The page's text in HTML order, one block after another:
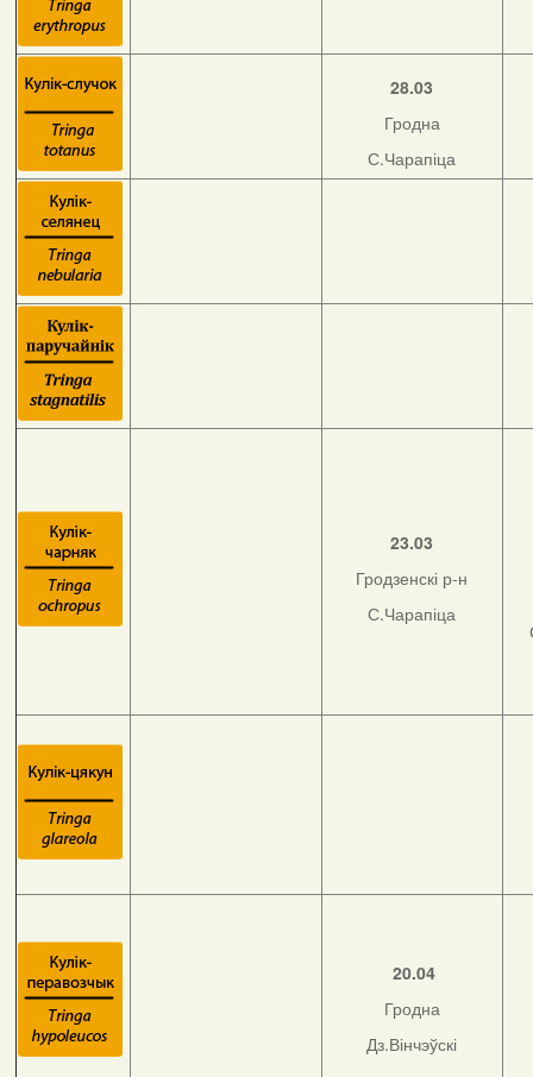
28.03
Гродна
С.Чарапіца
23.03
Гродзенскі р-н
С.Чарапіца
20.04
Гродна
Дз.Вінчэўскі